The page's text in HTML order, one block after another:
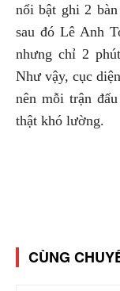
nổi bật ghi 2
sau đó Lê Anh
nhưng chỉ 2
Như vậy, cục
nên mỗi trận
thật khó lường.
CÙNG